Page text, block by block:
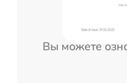
Вы можете